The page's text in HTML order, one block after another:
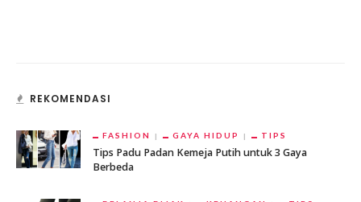
REKOMENDASI
FASHION GAYA HIDUP TIPS
Tips Padu Padan Kemeja Putih untuk 3 Gaya
Berbeda